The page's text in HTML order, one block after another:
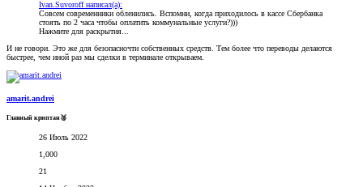
Ivan.Suvoroff написал(а):
Совсем современники обленились. Вспомни, когда приходилось в кассе Сбербанка
стоять по 2 часа чтобы оплатить коммунальные услуги?)))
Нажмите для раскрытия...
И не говори. Это же для безопасночти собственных средств. Тем более что переводы делаются
быстрее, чем иной раз мы сделки в терминале открываем.
amarit.andrei
Главный криптан🥈
26 Июль 2022
1,000
21